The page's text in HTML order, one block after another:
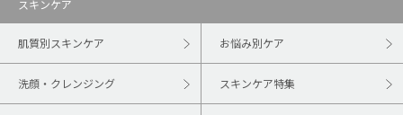
スキンケア
肌質別スキンケア お悩み別ケア
洗顔・クレンジング スキンケア特集